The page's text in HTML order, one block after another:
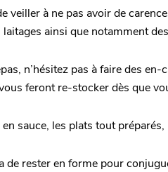
veiller à ne pas avoir de
ainsi que notamment
n’hésitez pas à faire des
feront re-stocker dès que
sauce, les plats tout
de rester en forme pour